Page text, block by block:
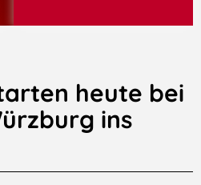
heute bei
ins